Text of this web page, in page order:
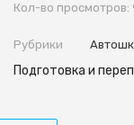
Кол-во просмотров:
Рубрики
Подготовка и